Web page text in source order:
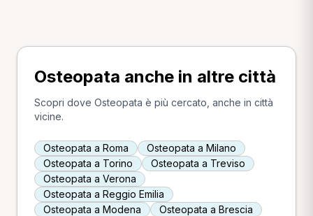
Osteopata anche in altre città
Scopri dove Osteopata è più cercato, anche in città
vicine.
Osteopata a Roma
Osteopata a Milano
Osteopata a Torino
Osteopata a Treviso
Osteopata a Verona
Osteopata a Reggio Emilia
Osteopata a Modena
Osteopata a Brescia